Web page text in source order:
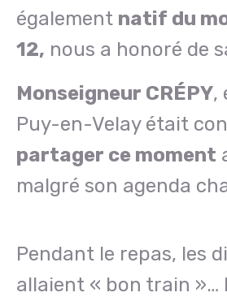
également natif du
12, nous a honoré de
Monseigneur CRÉPY,
Puy-en-Velay était
partager ce moment
malgré son agenda
Pendant le repas, les
allaient « bon train »…